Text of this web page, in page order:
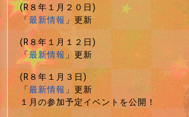
(R８年１月２０日)
「最新情報」更新
(R８年１月１２日)
「最新情報」更新
(R８年１月３日)
「最新情報」更新
１月の参加予定イベントを公開！